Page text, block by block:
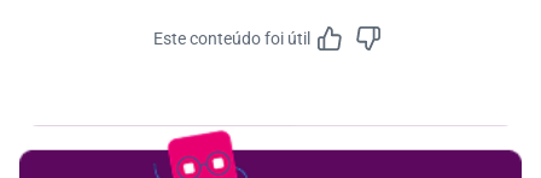
Este conteúdo foi útil